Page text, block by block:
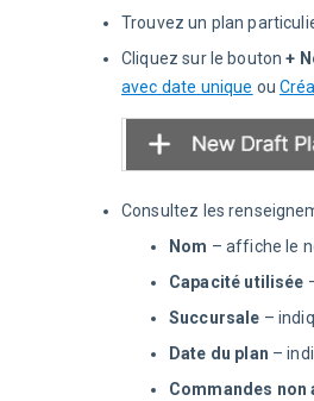
Trouvez un plan
Cliquez sur le bouton+
avec date unique ou
Consultez les
Nom – affiche le
Capacité utilisée
Succursale –
Date du plan –
Commandes non